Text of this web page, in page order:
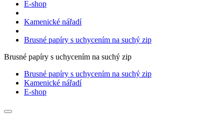
E-shop
Kamenické nářadí
Brusné papíry s uchycením na suchý zip
Brusné papíry s uchycením na suchý zip
Brusné papíry s uchycením na suchý zip
Kamenické nářadí
E-shop